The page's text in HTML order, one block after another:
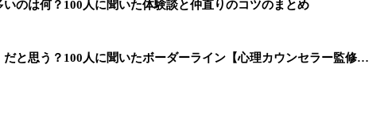
のは何？100人に聞いた体験談と仲直りのコツのまとめ
だと思う？100人に聞いたボーダーライン【心理カウンセラー監修…